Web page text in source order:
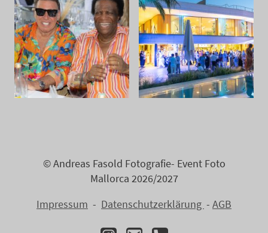
© Andreas Fasold Fotografie- Event Foto
Mallorca 2026/2027
Impressum - Datenschutzerklärung - AGB